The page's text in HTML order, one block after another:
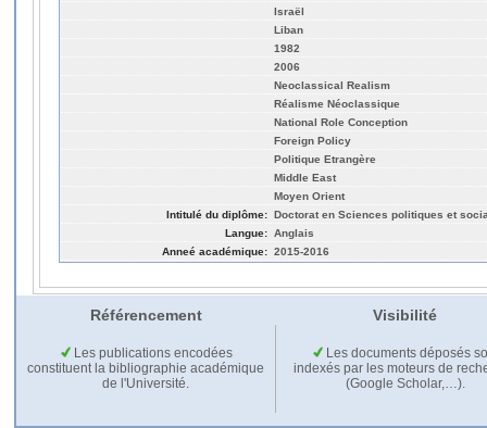
Israël
Liban
1982
2006
Neoclassical Realism
Réalisme Néoclassique
National Role Conception
Foreign Policy
Politique Etrangère
Middle East
Moyen Orient
Intitulé du diplôme: Doctorat en Sciences politiques et
Langue: Anglais
Anneé académique: 2015-2016
Référencement Visibilité
Les publications encodées
constituent la bibliographie académique
de l'Université.
Les documents déposés
indexés par les moteurs de
(Google Scholar,…).